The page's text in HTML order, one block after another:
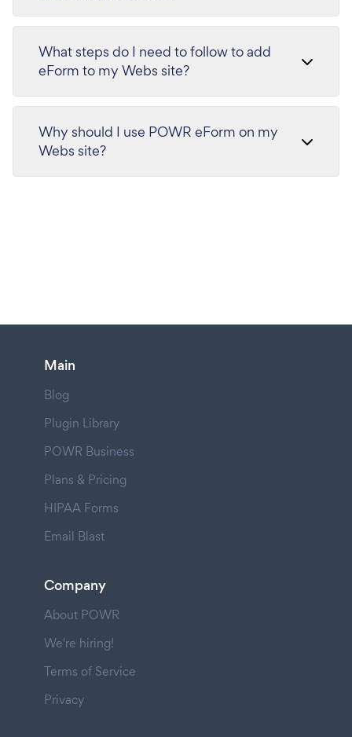
What steps do I need to follow to add
eForm to my Webs site?
Why should I use POWR eForm on my
Webs site?
Main
Blog
Plugin Library
POWR Business
Plans & Pricing
HIPAA Forms
Email Blast
Company
About POWR
We're hiring!
Terms of Service
Privacy